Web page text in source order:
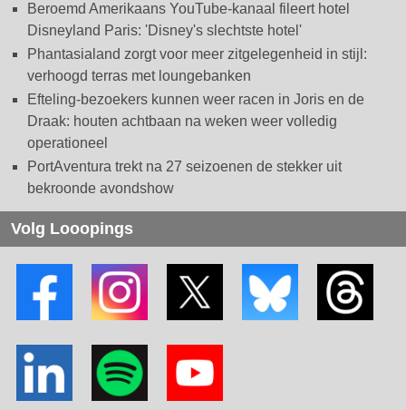
Beroemd Amerikaans YouTube-kanaal fileert hotel
Disneyland Paris: 'Disney's slechtste hotel'
Phantasialand zorgt voor meer zitgelegenheid in stijl:
verhoogd terras met loungebanken
Efteling-bezoekers kunnen weer racen in Joris en de
Draak: houten achtbaan na weken weer volledig
operationeel
PortAventura trekt na 27 seizoenen de stekker uit
bekroonde avondshow
Volg Looopings